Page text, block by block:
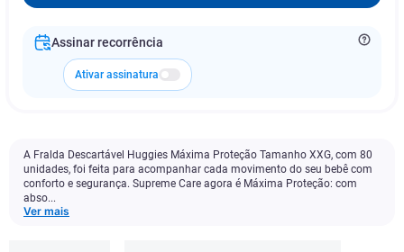
Assinar recorrência
Ativar assinatura
A Fralda Descartável Huggies Máxima Proteção Tamanho XXG, com 80
unidades, foi feita para acompanhar cada movimento do seu bebê com
conforto e segurança. Supreme Care agora é Máxima Proteção: com
abso...
Ver mais